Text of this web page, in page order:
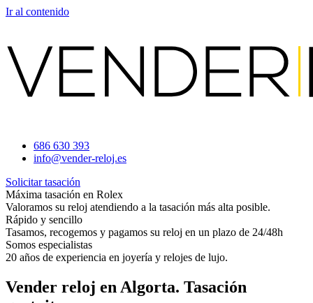
Ir al contenido
686 630 393
info@vender-reloj.es
Solicitar tasación
Máxima tasación en Rolex
Valoramos su reloj atendiendo a la tasación más alta posible.
Rápido y sencillo
Tasamos, recogemos y pagamos su reloj en un plazo de 24/48h
Somos especialistas
20 años de experiencia en joyería y relojes de lujo.
Vender reloj en Algorta. Tasación